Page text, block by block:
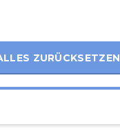
ZURÜCKSETZEN